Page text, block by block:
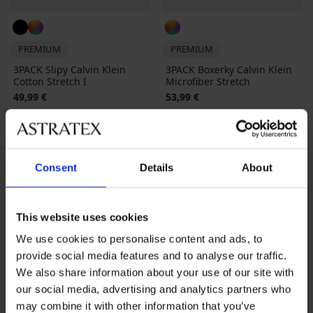
Consent Details About
This website uses cookies
We use cookies to personalise content and ads, to
provide social media features and to analyse our traffic.
We also share information about your use of our site with
our social media, advertising and analytics partners who
may combine it with other information that you’ve
PREMIUM
3PACK Slipy Calvin Klein
Cotton Stretch I
49,99 €
PREMIUM
3PACK Boxerky Calvin Klein
Microfiber Stretch
53,99 €
LIMITED